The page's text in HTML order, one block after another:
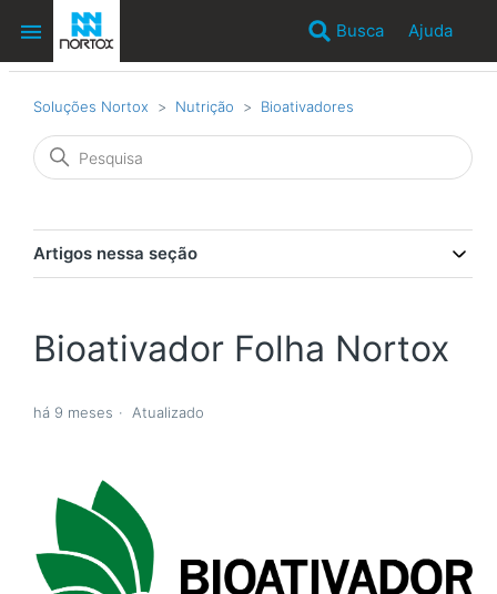
Busca Ajuda
Soluções Nortox Nutrição Bioativadores
Artigos nessa seção
Bioativador Folha Nortox
há 9 meses Atualizado